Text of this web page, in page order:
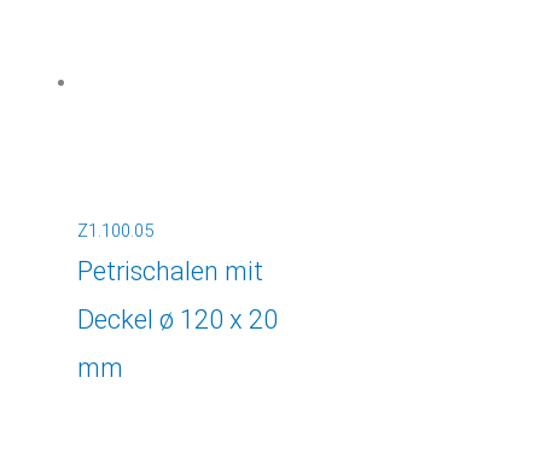
Z1.100.05
Petrischalen mit
Deckel ø 120 x 20
mm